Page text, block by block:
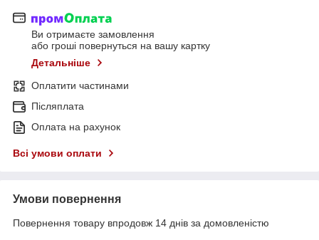
Ви отримаєте замовлення
або гроші повернуться на вашу картку
Детальніше
Оплатити частинами
Післяплата
Оплата на рахунок
Всі умови оплати
Умови повернення
Повернення товару впродовж 14 днів за домовленістю